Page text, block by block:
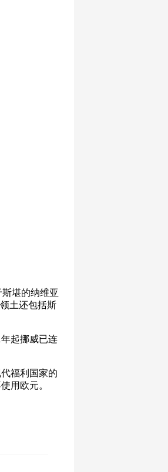
斯堪的纳维亚
土还包括斯
起挪威已连
福利国家的
用欧元。